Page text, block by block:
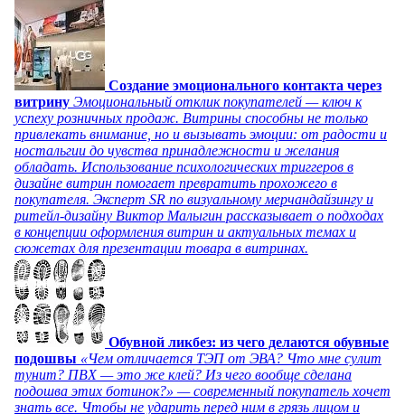
Создание эмоционального контакта через
витрину Эмоциональный отклик покупателей — ключ к
успеху розничных продаж. Витрины способны не только
привлекать внимание, но и вызывать эмоции: от радости и
ностальгии до чувства принадлежности и желания
обладать. Использование психологических триггеров в
дизайне витрин помогает превратить прохожего в
покупателя. Эксперт SR по визуальному мерчандайзингу и
ритейл-дизайну Виктор Малыгин рассказывает о подходах
в концепции оформления витрин и актуальных темах и
сюжетах для презентации товара в витринах.
Обувной ликбез: из чего делаются обувные
подошвы «Чем отличается ТЭП от ЭВА? Что мне сулит
тунит? ПВХ — это же клей? Из чего вообще сделана
подошва этих ботинок?» — современный покупатель хочет
знать все. Чтобы не ударить перед ним в грязь лицом и